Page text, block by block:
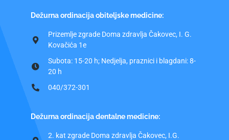
Dežurna ordinacija obiteljske medicine:
Prizemlje zgrade Doma zdravlja Čakovec, I. G.
Kovačića 1e
Subota: 15-20 h; Nedjelja, praznici i blagdani: 8-
20 h
040/372-301
Dežurna ordinacija dentalne medicine:
2. kat zgrade Doma zdravlja Čakovec, I.G.